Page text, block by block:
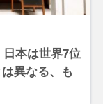
日本は世界7位
異なる、も